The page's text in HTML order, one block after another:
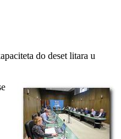
do deset litara u